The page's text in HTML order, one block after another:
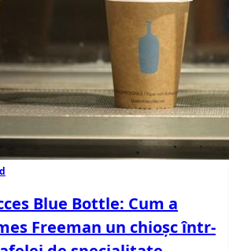
Blue Bottle: Cum a
Freeman un chioșc într-